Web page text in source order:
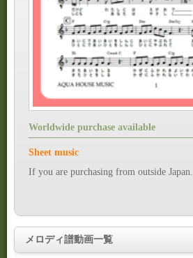
Worldwide purchase available
Sheet music
If you are purchasing from outside Japan.
メロディ譜動画一覧